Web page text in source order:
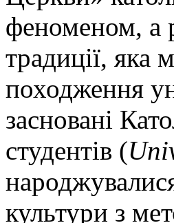
феноменом, а
традиції, яка
походження
засновані
студентів (
культури з